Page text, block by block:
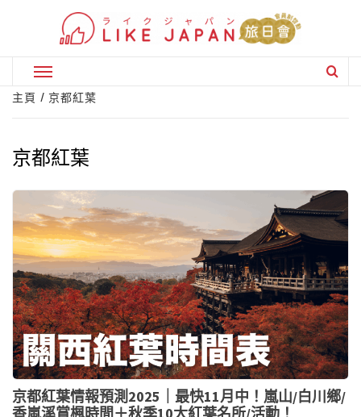
Primary
Menu
主頁 京都紅葉
京都紅葉
京都紅葉情報預測2025｜最快11月中！嵐山/白川鄉/
香嵐溪賞楓時間＋秋季10大紅葉名所/活動！